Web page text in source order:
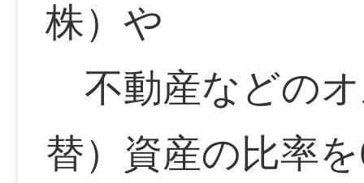
株）や
不動産などの
替）資産の比率